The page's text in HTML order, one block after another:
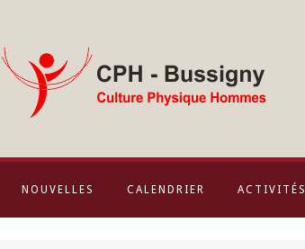
NOUVELLES CALENDRIER ACTIVITÉS